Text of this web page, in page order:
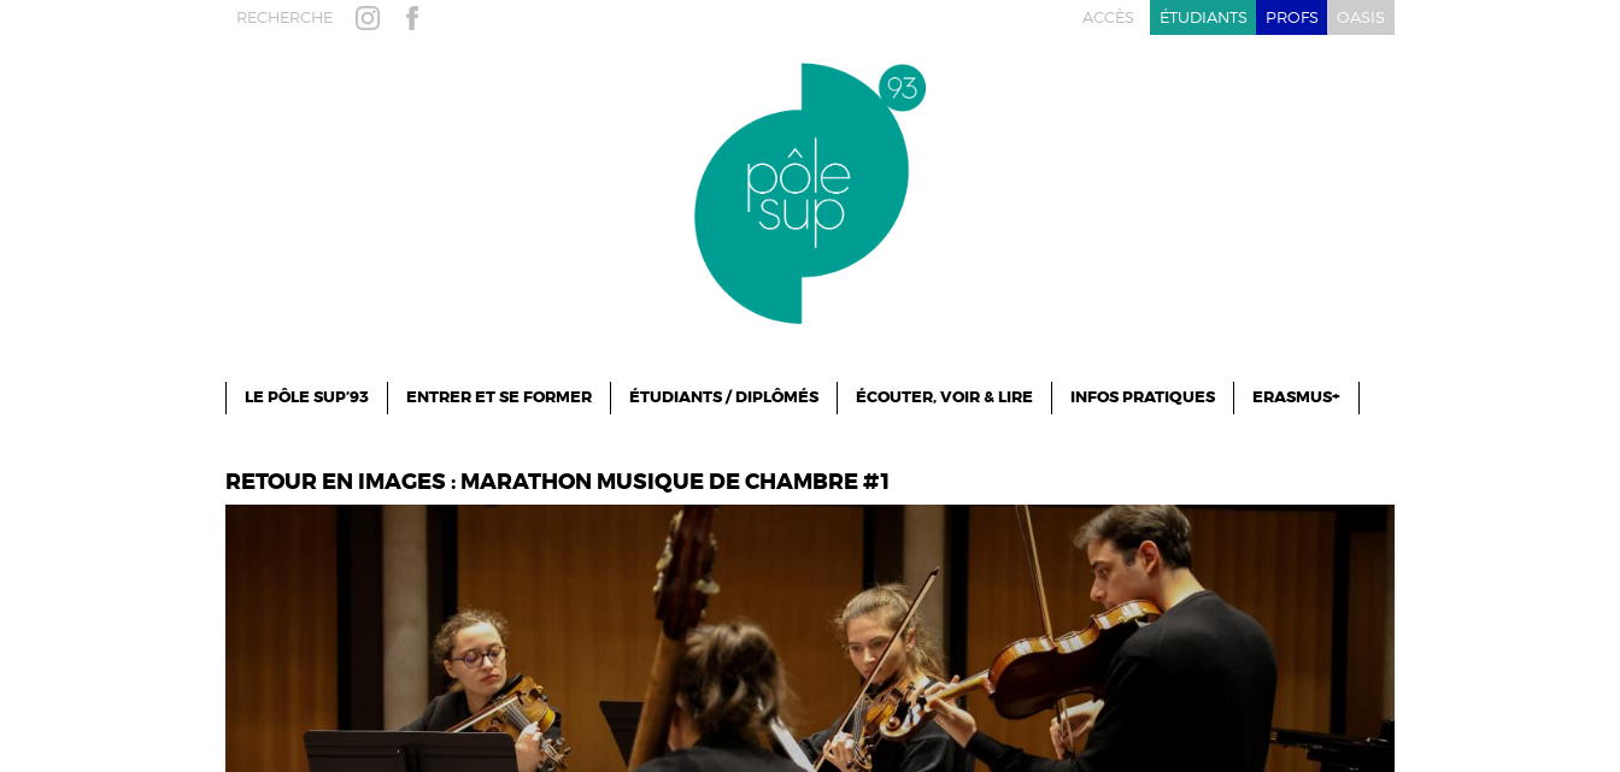
Aller au contenu principal ACCÈS ÉTUDIANTS PROFS OASIS
RECHERCHE INSTAGRAMFACEBOOK
LE PÔLE SUP’93 ENTRER ET SE FORMER ÉTUDIANTS / DIPLÔMÉS ÉCOUTER, VOIR & LIRE INFOS PRATIQUES ERASMUS+
RETOUR EN IMAGES : MARATHON MUSIQUE DE CHAMBRE #1